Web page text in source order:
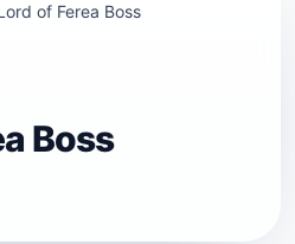
of Ferea Boss
Boss